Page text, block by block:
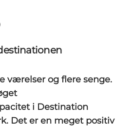
værelser og flere senge.
i Destination
Det er en meget positiv